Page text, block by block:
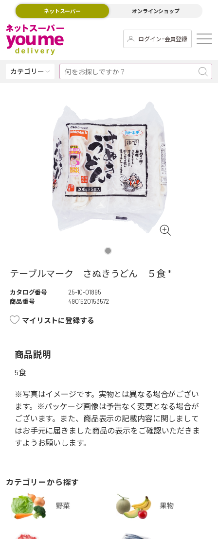
ネットスーパー オンラインショップ
ログイン･会員登録
カテゴリー
テーブルマーク さぬきうどん ５食 *
カタログ番号
25-10-01895
商品番号
4901520153572
マイリストに登録する
商品説明
5食
※写真はイメージです。実物とは異なる場合がござい
ます。※パッケージ画像は予告なく変更となる場合が
ございます。また、商品表示の記載内容に関しまして
はお手元に届きました商品の表示をご確認いただきま
すようお願いします。
カテゴリーから探す